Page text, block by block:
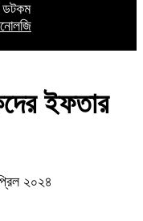
ডটকম
ইফতার
২০২৪